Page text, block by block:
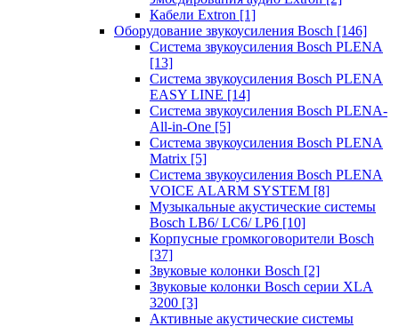
Кабели Extron [1]
Оборудование звукоусиления Bosch [146]
Система звукоусиления Bosch PLENA
[13]
Система звукоусиления Bosch PLENA
EASY LINE [14]
Система звукоусиления Bosch PLENA-
All-in-One [5]
Система звукоусиления Bosch PLENA
Matrix [5]
Система звукоусиления Bosch PLENA
VOICE ALARM SYSTEM [8]
Музыкальные акустические системы
Bosch LB6/ LC6/ LP6 [10]
Корпусные громкоговорители Bosch
[37]
Звуковые колонки Bosch [2]
Звуковые колонки Bosch серии XLA
3200 [3]
Активные акустические системы